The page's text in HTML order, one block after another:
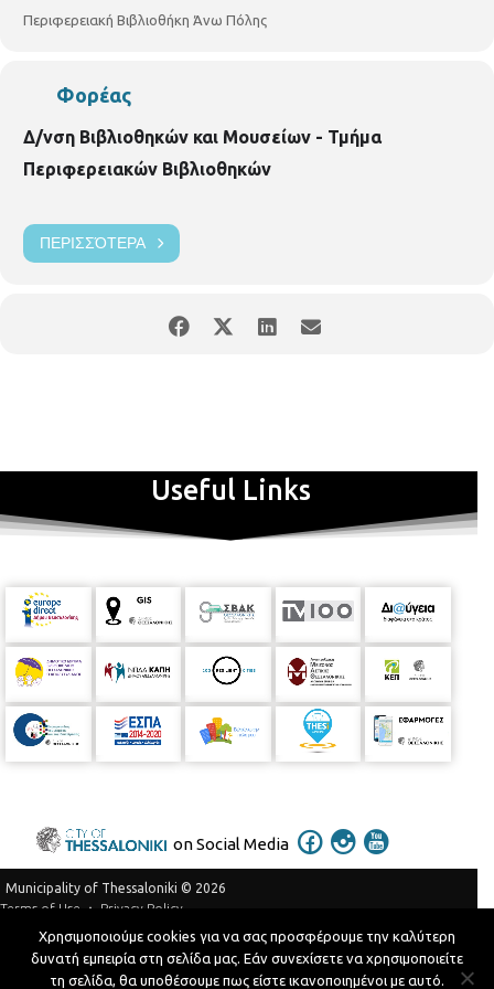
https://www.facebook.com/vivlio.anopolis/notifications/
Περιφερειακή Βιβλιοθήκη Άνω Πόλης
Φορέας
Δ/νση Βιβλιοθηκών και Μουσείων - Τμήμα
Περιφερειακών Βιβλιοθηκών
ΠΕΡΙΣΣΌΤΕΡΑ
Useful Links
on Social Media
Municipality of Thessaloniki © 2026
Terms of Use
Privacy Policy
Telephone Catalog
Developed byMyCompany Projects
Χρησιμοποιούμε cookies για να σας προσφέρουμε την καλύτερη
δυνατή εμπειρία στη σελίδα μας. Εάν συνεχίσετε να χρησιμοποιείτε
τη σελίδα, θα υποθέσουμε πως είστε ικανοποιημένοι με αυτό.